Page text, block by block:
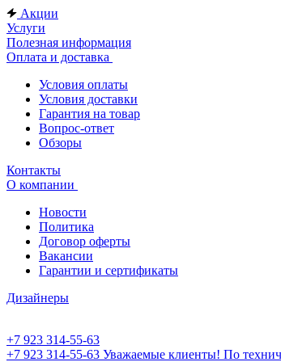
Акции
Услуги
Полезная информация
Оплата и доставка
Условия оплаты
Условия доставки
Гарантия на товар
Вопрос-ответ
Обзоры
Контакты
О компании
Новости
Политика
Договор оферты
Вакансии
Гарантии и сертификаты
Дизайнеры
+7 923 314-55-63
+7 923 314-55-63 Уважаемые клиенты! По